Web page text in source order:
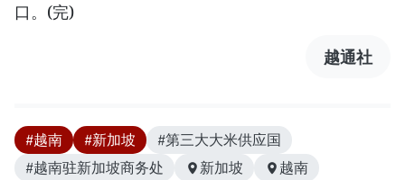
口。(完)
越通社
#越南 #新加坡
#第三大大米供应国
#越南驻新加坡商务处
新加坡 越南